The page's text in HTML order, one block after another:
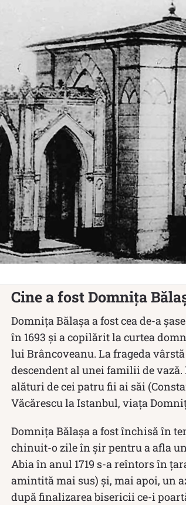
Cine a fost Domnița
Domniţa Bălaşa a fost cea de-a
în 1693 şi a copilărit la curtea
lui Brâncoveanu. La frageda
descendent al unei familii de vază.
alături de cei patru fii ai săi
Văcărescu la Istanbul, viața
Domniţa Bălaşa a fost închisă în
chinuit-o zile în şir pentru a afla
Abia în anul 1719 s-a reîntors în
amintită mai sus) şi, mai apoi, un
după finalizarea bisericii ce-i